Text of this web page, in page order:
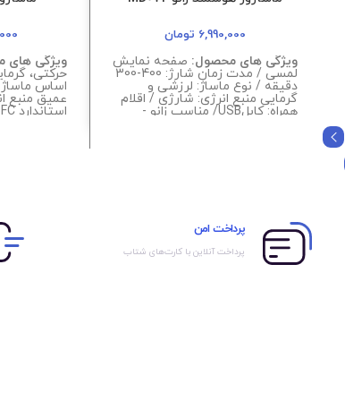
6,990,000 تومان
ویژگی های محصول: صفحه نمایش
لمسی / مدت زمان شارژ: 400-300
دقیقه / نوع ماساژ: لرزشی و
گرمایی منبع انرژی: شارژی / اقلام
همراه: کابلUSB/ مناسب زانو -
ویژگی های
حرکتی،
اساس ماساژ
عمیق منبع
پرداخت امن
پرداخت آنلاین با کارت‌های شتاب